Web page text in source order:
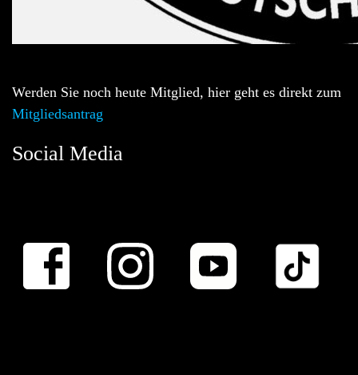
Werden Sie noch heute Mitglied, hier geht es direkt zum
Mitgliedsantrag
Social Media